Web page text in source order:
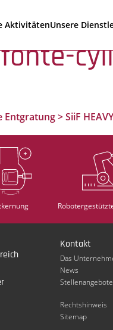
AktivitätenUnsere
Entgratung>SiiF
Kontakt
Das
News
Stellenangebote
Rechtshinweis
Sitemap